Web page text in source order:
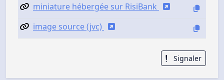
miniature hébergée sur RisiBank
image source (jvc)
Signaler